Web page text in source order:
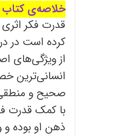
خلاصه‌ی کتاب
قدرت فکر
کرده است در
از ویژگی‌های
انسانی‌ترین
صحیح و منطقی
با کمک قدرت
ذهن او بوده و